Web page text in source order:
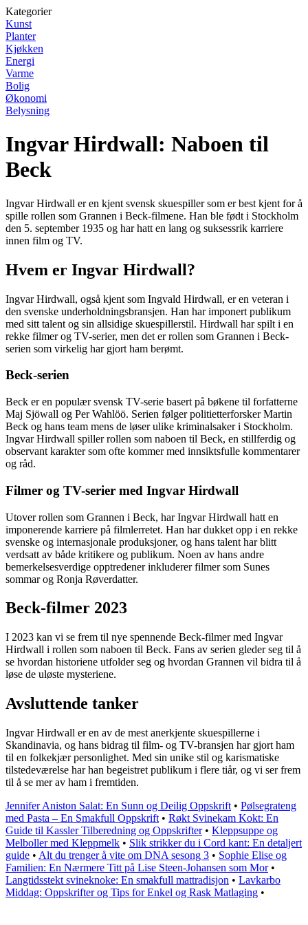
Kategorier
Kunst
Planter
Kjøkken
Energi
Varme
Bolig
Økonomi
Belysning
Ingvar Hirdwall: Naboen til
Beck
Ingvar Hirdwall er en kjent svensk skuespiller som er best kjent for å
spille rollen som Grannen i Beck-filmene. Han ble født i Stockholm
den 5. september 1935 og har hatt en lang og suksessrik karriere
innen film og TV.
Hvem er Ingvar Hirdwall?
Ingvar Hirdwall, også kjent som Ingvald Hirdwall, er en veteran i
den svenske underholdningsbransjen. Han har imponert publikum
med sitt talent og sin allsidige skuespillerstil. Hirdwall har spilt i en
rekke filmer og TV-serier, men det er rollen som Grannen i Beck-
serien som virkelig har gjort ham berømt.
Beck-serien
Beck er en populær svensk TV-serie basert på bøkene til forfatterne
Maj Sjöwall og Per Wahlöö. Serien følger politietterforsker Martin
Beck og hans team mens de løser ulike kriminalsaker i Stockholm.
Ingvar Hirdwall spiller rollen som naboen til Beck, en stillferdig og
observant karakter som ofte kommer med innsiktsfulle kommentarer
og råd.
Filmer og TV-serier med Ingvar Hirdwall
Utover rollen som Grannen i Beck, har Ingvar Hirdwall hatt en
imponerende karriere på filmlerretet. Han har dukket opp i en rekke
svenske og internasjonale produksjoner, og hans talent har blitt
verdsatt av både kritikere og publikum. Noen av hans andre
bemerkelsesverdige opptredener inkluderer filmer som Sunes
sommar og Ronja Røverdatter.
Beck-filmer 2023
I 2023 kan vi se frem til nye spennende Beck-filmer med Ingvar
Hirdwall i rollen som naboen til Beck. Fans av serien gleder seg til å
se hvordan historiene utfolder seg og hvordan Grannen vil bidra til å
løse de uløste mysteriene.
Avsluttende tanker
Ingvar Hirdwall er en av de mest anerkjente skuespillerne i
Skandinavia, og hans bidrag til film- og TV-bransjen har gjort ham
til en folkekjær personlighet. Med sin unike stil og karismatiske
tilstedeværelse har han begeistret publikum i flere tiår, og vi ser frem
til å se mer av ham i fremtiden.
Jennifer Aniston Salat: En Sunn og Deilig Oppskrift • Pølsegrateng
med Pasta – En Smakfull Oppskrift • Røkt Svinekam Kokt: En
Guide til Kassler Tilberedning og Oppskrifter• Kleppsuppe og
Melboller med Kleppmelk • Slik strikker du i Cord kant: En detaljert
guide • Alt du trenger å vite om DNA sesong 3 • Sophie Elise og
Familien: En Nærmere Titt på Lise Steen-Johansen som Mor•
Langtidsstekt svineknoke: En smakfull mattradisjon • Lavkarbo
Middag: Oppskrifter og Tips for Enkel og Rask Matlaging •